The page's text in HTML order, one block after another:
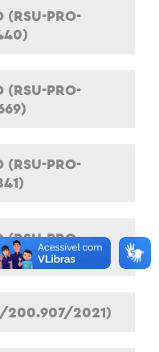
(RSU-PRO-
(RSU-PRO-
(RSU-PRO-
(RSU-PRO-
200.907/2021)